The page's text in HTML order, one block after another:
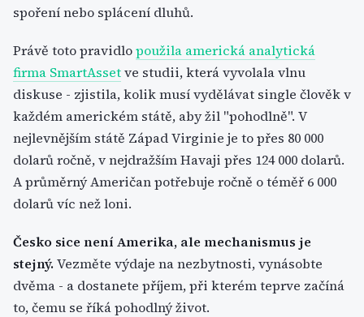
spoření nebo splácení dluhů.
Právě toto pravidlopoužila americká analytická
firma SmartAssetve studii, která vyvolala vlnu
diskuse - zjistila, kolik musí vydělávat single člověk v
každém americkém státě, aby žil "pohodlně". V
nejlevnějším státě Západ Virginie je to přes 80 000
dolarů ročně, v nejdražším Havaji přes 124 000 dolarů.
A průměrný Američan potřebuje ročně o téměř 6 000
dolarů víc než loni.
Česko sice není Amerika, ale mechanismus je
stejný. Vezměte výdaje na nezbytnosti, vynásobte
dvěma - a dostanete příjem, při kterém teprve začíná
to, čemu se říká pohodlný život.